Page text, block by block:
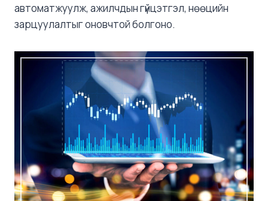
автоматжуулж, ажилчдын гүйцэтгэл, нөөцийн
зарцуулалтыг оновчтой болгоно.